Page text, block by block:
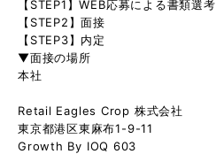
【STEP1】WEB応募による書類選考
【STEP2】面接
【STEP3】内定
▼面接の場所
本社
Retail Eagles Crop 株式会社
東京都港区東麻布1-9-11
Growth By IOQ 603